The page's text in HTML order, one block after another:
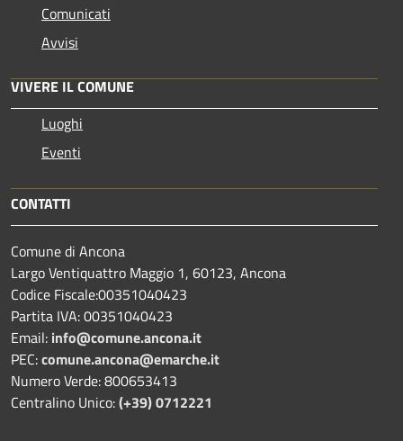
Comunicati
Avvisi
VIVERE IL COMUNE
Luoghi
Eventi
CONTATTI
Comune di Ancona
Largo Ventiquattro Maggio 1, 60123, Ancona
Codice Fiscale:00351040423
Partita IVA: 00351040423
Email: info@comune.ancona.it
PEC:comune.ancona@emarche.it
Numero Verde: 800653413
Centralino Unico:(+39) 0712221